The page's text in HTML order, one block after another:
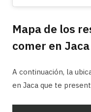
Mapa de los
comer en Jaca
A continuación, la
en Jaca que te